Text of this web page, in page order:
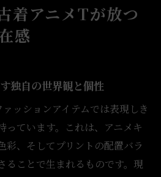
味わうヴィンテージの風合い
古着アニメT選びの新基準
びで意識したい質感と色合い
古着アニメTの選択基準とは
主役にしたコーデの発想法
門店で見つける隠れた名品
を語るうえで欠かせない着こ
着アニメTが放つ
感
独自の世界観と個性
ッションアイテムでは表現しき
っています。これは、アニメキ
彩、そしてプリントの配置バラ
ることで生まれるものです。現